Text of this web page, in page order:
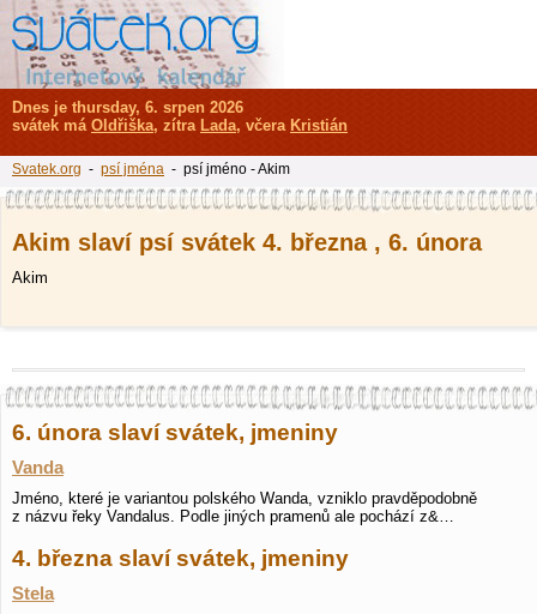
Akim slaví psí svátek 4. března , 6. února
Akim
6. února slaví svátek, jmeniny
Vanda
Jméno, které je variantou polského Wanda, vzniklo pravděpodobně
z názvu řeky Vandalus. Podle jiných pramenů ale pochází z&…
4. března slaví svátek, jmeniny
Stela
Dnes je thursday, 6. srpen 2026
svátek má Oldřiška, zítra Lada, včera Kristián
Svatek.org - psí jména - psí jméno - Akim